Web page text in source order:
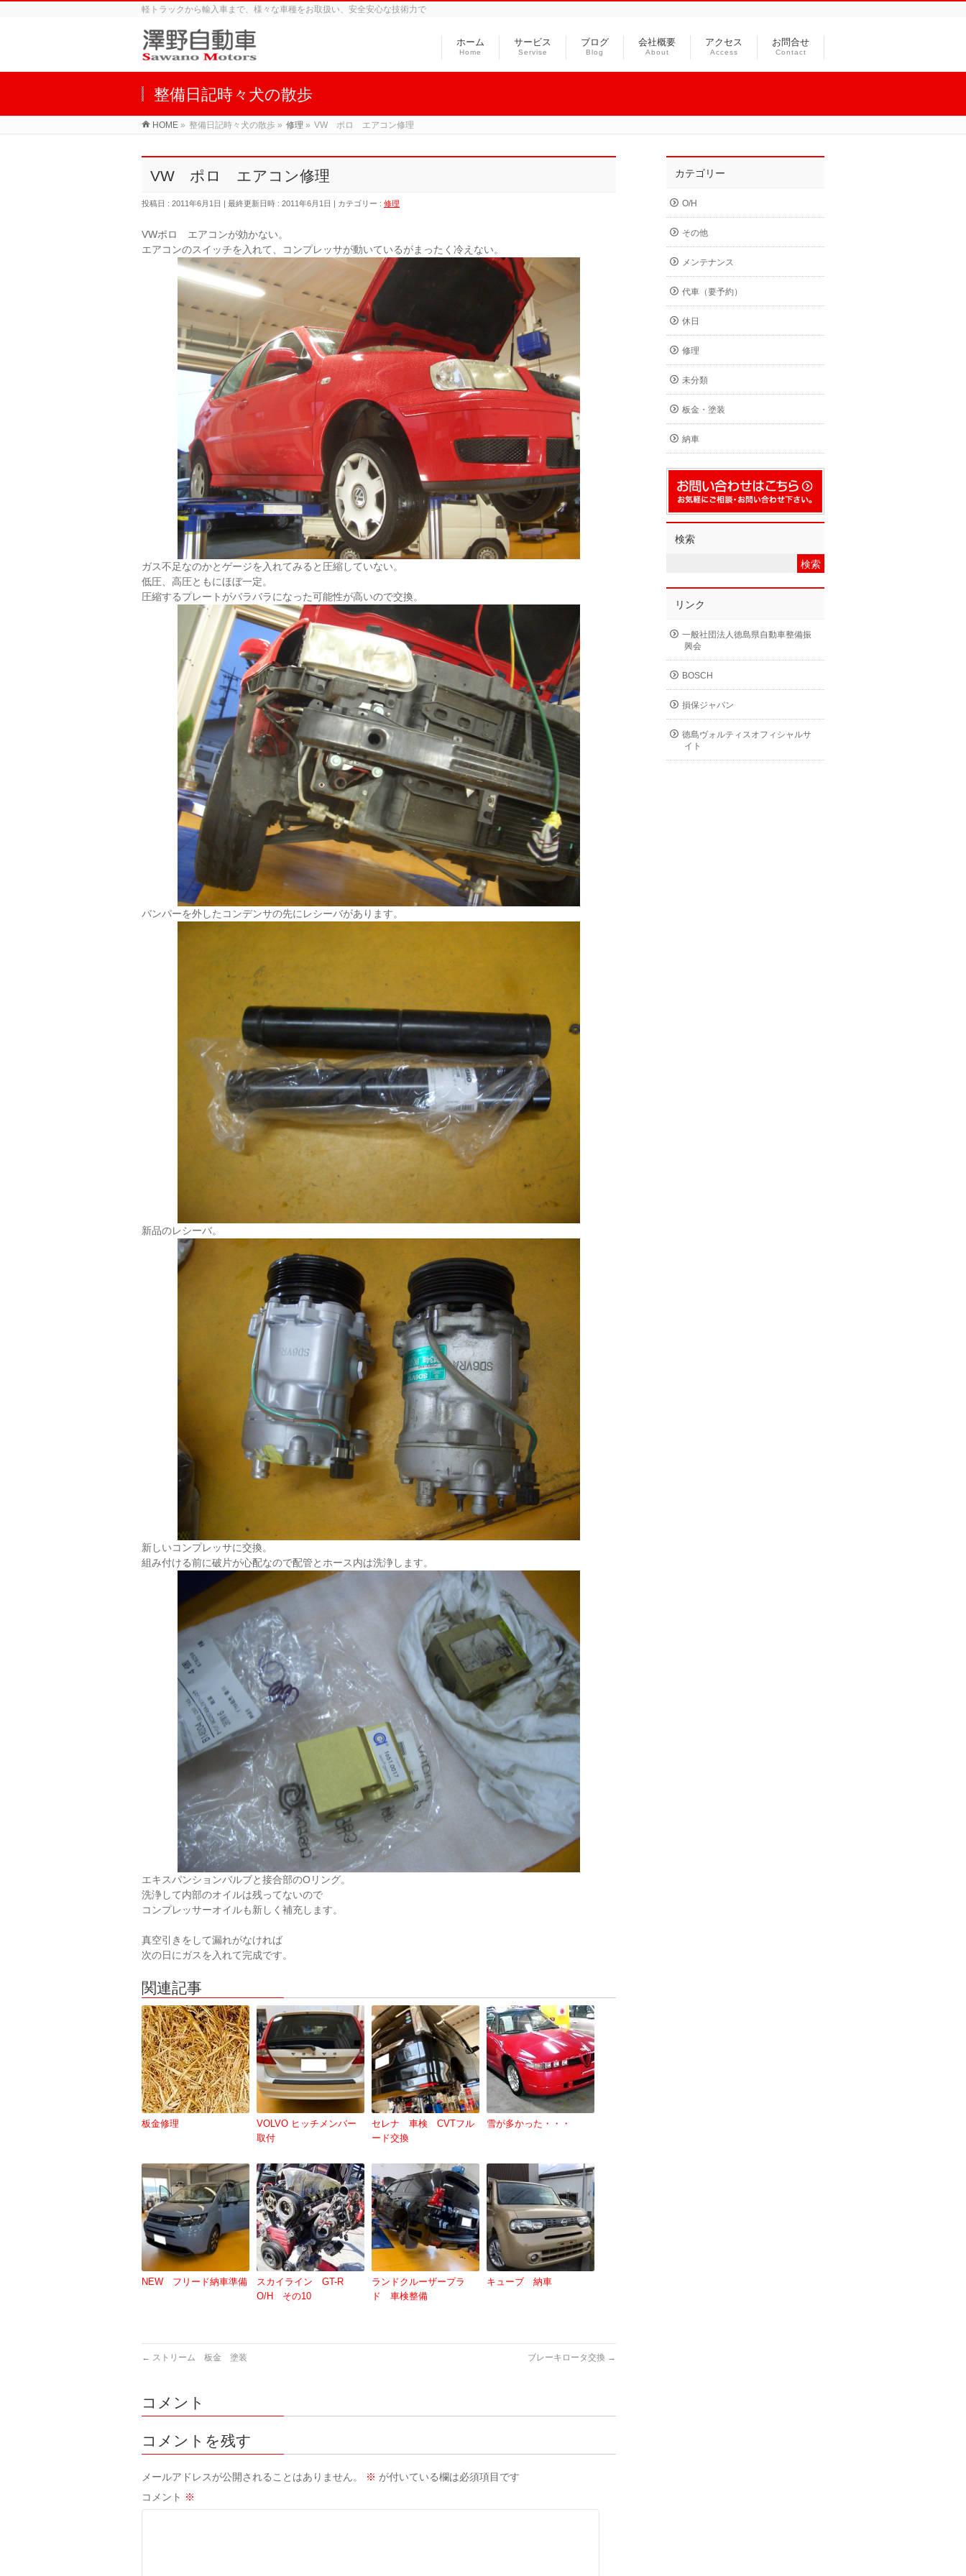
軽トラックから輸入車まで、様々な車種をお取扱い、安全安心な技術力で
ホーム
Home
サービス
Servise
ブログ
Blog
会社概要
About
アクセス
Access
お問合せ
Contact
整備日記時々犬の散歩
HOME » 整備日記時々犬の散歩 » 修理 » VW ポロ エアコン修理
VW ポロ エアコン修理
投稿日 : 2011年6月1日 最終更新日時 : 2011年6月1日 カテゴリー : 修理
VWポロ エアコンが効かない。
エアコンのスイッチを入れて、コンプレッサが動いているがまったく冷えない。
ガス不足なのかとゲージを入れてみると圧縮していない。
低圧、高圧ともにほぼ一定。
圧縮するプレートがバラバラになった可能性が高いので交換。
バンパーを外したコンデンサの先にレシーバがあります。
新品のレシーバ。
新しいコンプレッサに交換。
組み付ける前に破片が心配なので配管とホース内は洗浄します。
エキスパンションバルブと接合部のOリング。
洗浄して内部のオイルは残ってないので
コンプレッサーオイルも新しく補充します。
真空引きをして漏れがなければ
次の日にガスを入れて完成です。
関連記事
板金修理
VOLVO ヒッチメンバー
取付
セレナ 車検 CVTフル
ード交換
雪が多かった・・・
NEW フリード納車準備
スカイライン GT-R
O/H その10
ランドクルーザープラ
ド 車検整備
キューブ 納車
← ストリーム 板金 塗装 ブレーキロータ交換 →
コメント
コメントを残す
メールアドレスが公開されることはありません。 ※ が付いている欄は必須項目です
コメント ※
カテゴリー
O/H
その他
メンテナンス
代車（要予約）
休日
修理
未分類
板金・塗装
納車
検索
リンク
一般社団法人徳島県自動車整備振
興会
BOSCH
損保ジャパン
徳島ヴォルティスオフィシャルサ
イト